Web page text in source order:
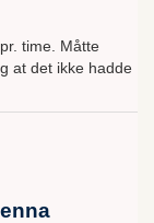
time. Måtte
at det ikke hadde